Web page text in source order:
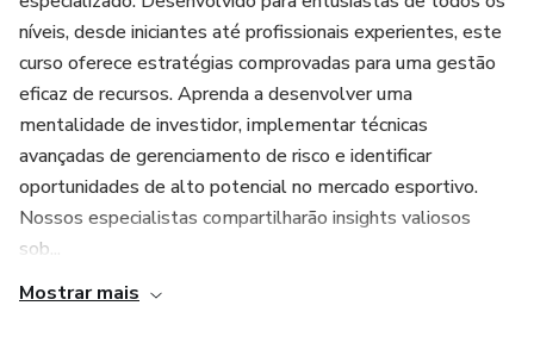
níveis, desde iniciantes até profissionais experientes, este
curso oferece estratégias comprovadas para uma gestão
eficaz de recursos. Aprenda a desenvolver uma
mentalidade de investidor, implementar técnicas
avançadas de gerenciamento de risco e identificar
oportunidades de alto potencial no mercado esportivo.
Nossos especialistas compartilharão insights valiosos
sob...
Mostrar mais